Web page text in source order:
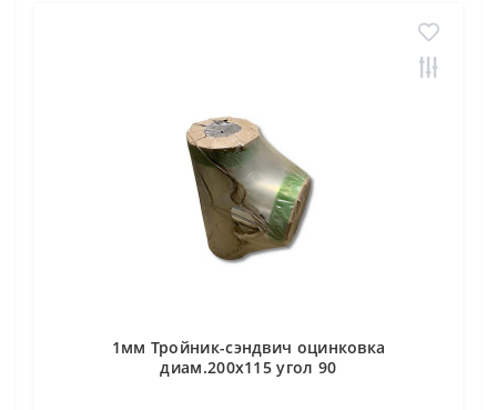
1мм Тройник-сэндвич оцинковка
диам.200х115 угол 90